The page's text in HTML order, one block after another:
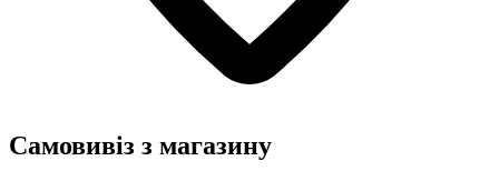
Самовивіз з магазину